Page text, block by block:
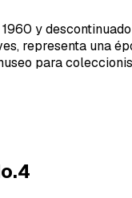
y
representa una
para